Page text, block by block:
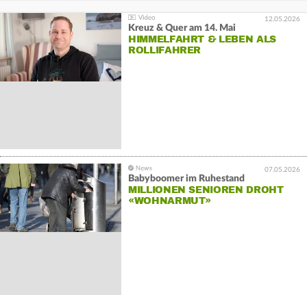
12.05.2026
Kreuz & Quer am 14. Mai
HIMMELFAHRT & LEBEN ALS
ROLLIFAHRER
07.05.2026
Babyboomer im Ruhestand
MILLIONEN SENIOREN DROHT
«WOHNARMUT»